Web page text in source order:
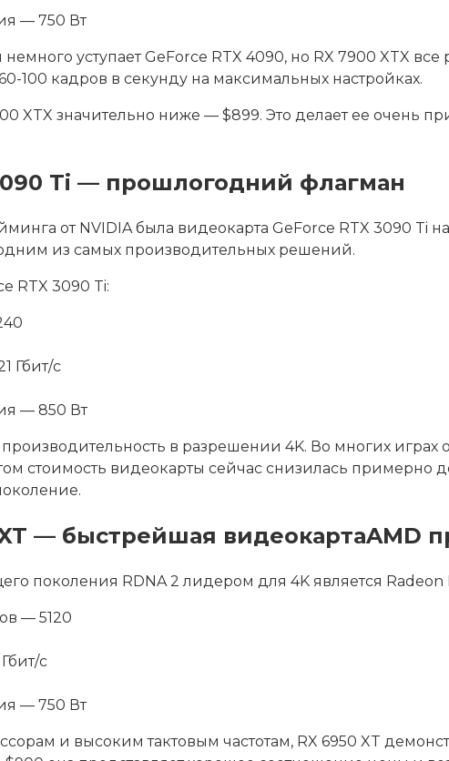
— 750 Вт
уступает GeForce RTX 4090, но RX 7900 XTX
100 кадров в секунду на максимальных настройках.
XTX значительно ниже — $899. Это делает ее очень
Ti — прошлогодний флагман
от NVIDIA была видеокарта GeForce RTX 3090 Ti
из самых производительных решений.
RTX 3090 Ti:
Гбит/с
— 850 Вт
производительность в разрешении 4K. Во многих
стоимость видеокарты сейчас снизилась примерно
XT — быстрейшая видеокартаAMD
поколения RDNA 2 лидером для 4K является
— 5120
с
— 750 Вт
и высоким тактовым частотам, RX 6950 XT